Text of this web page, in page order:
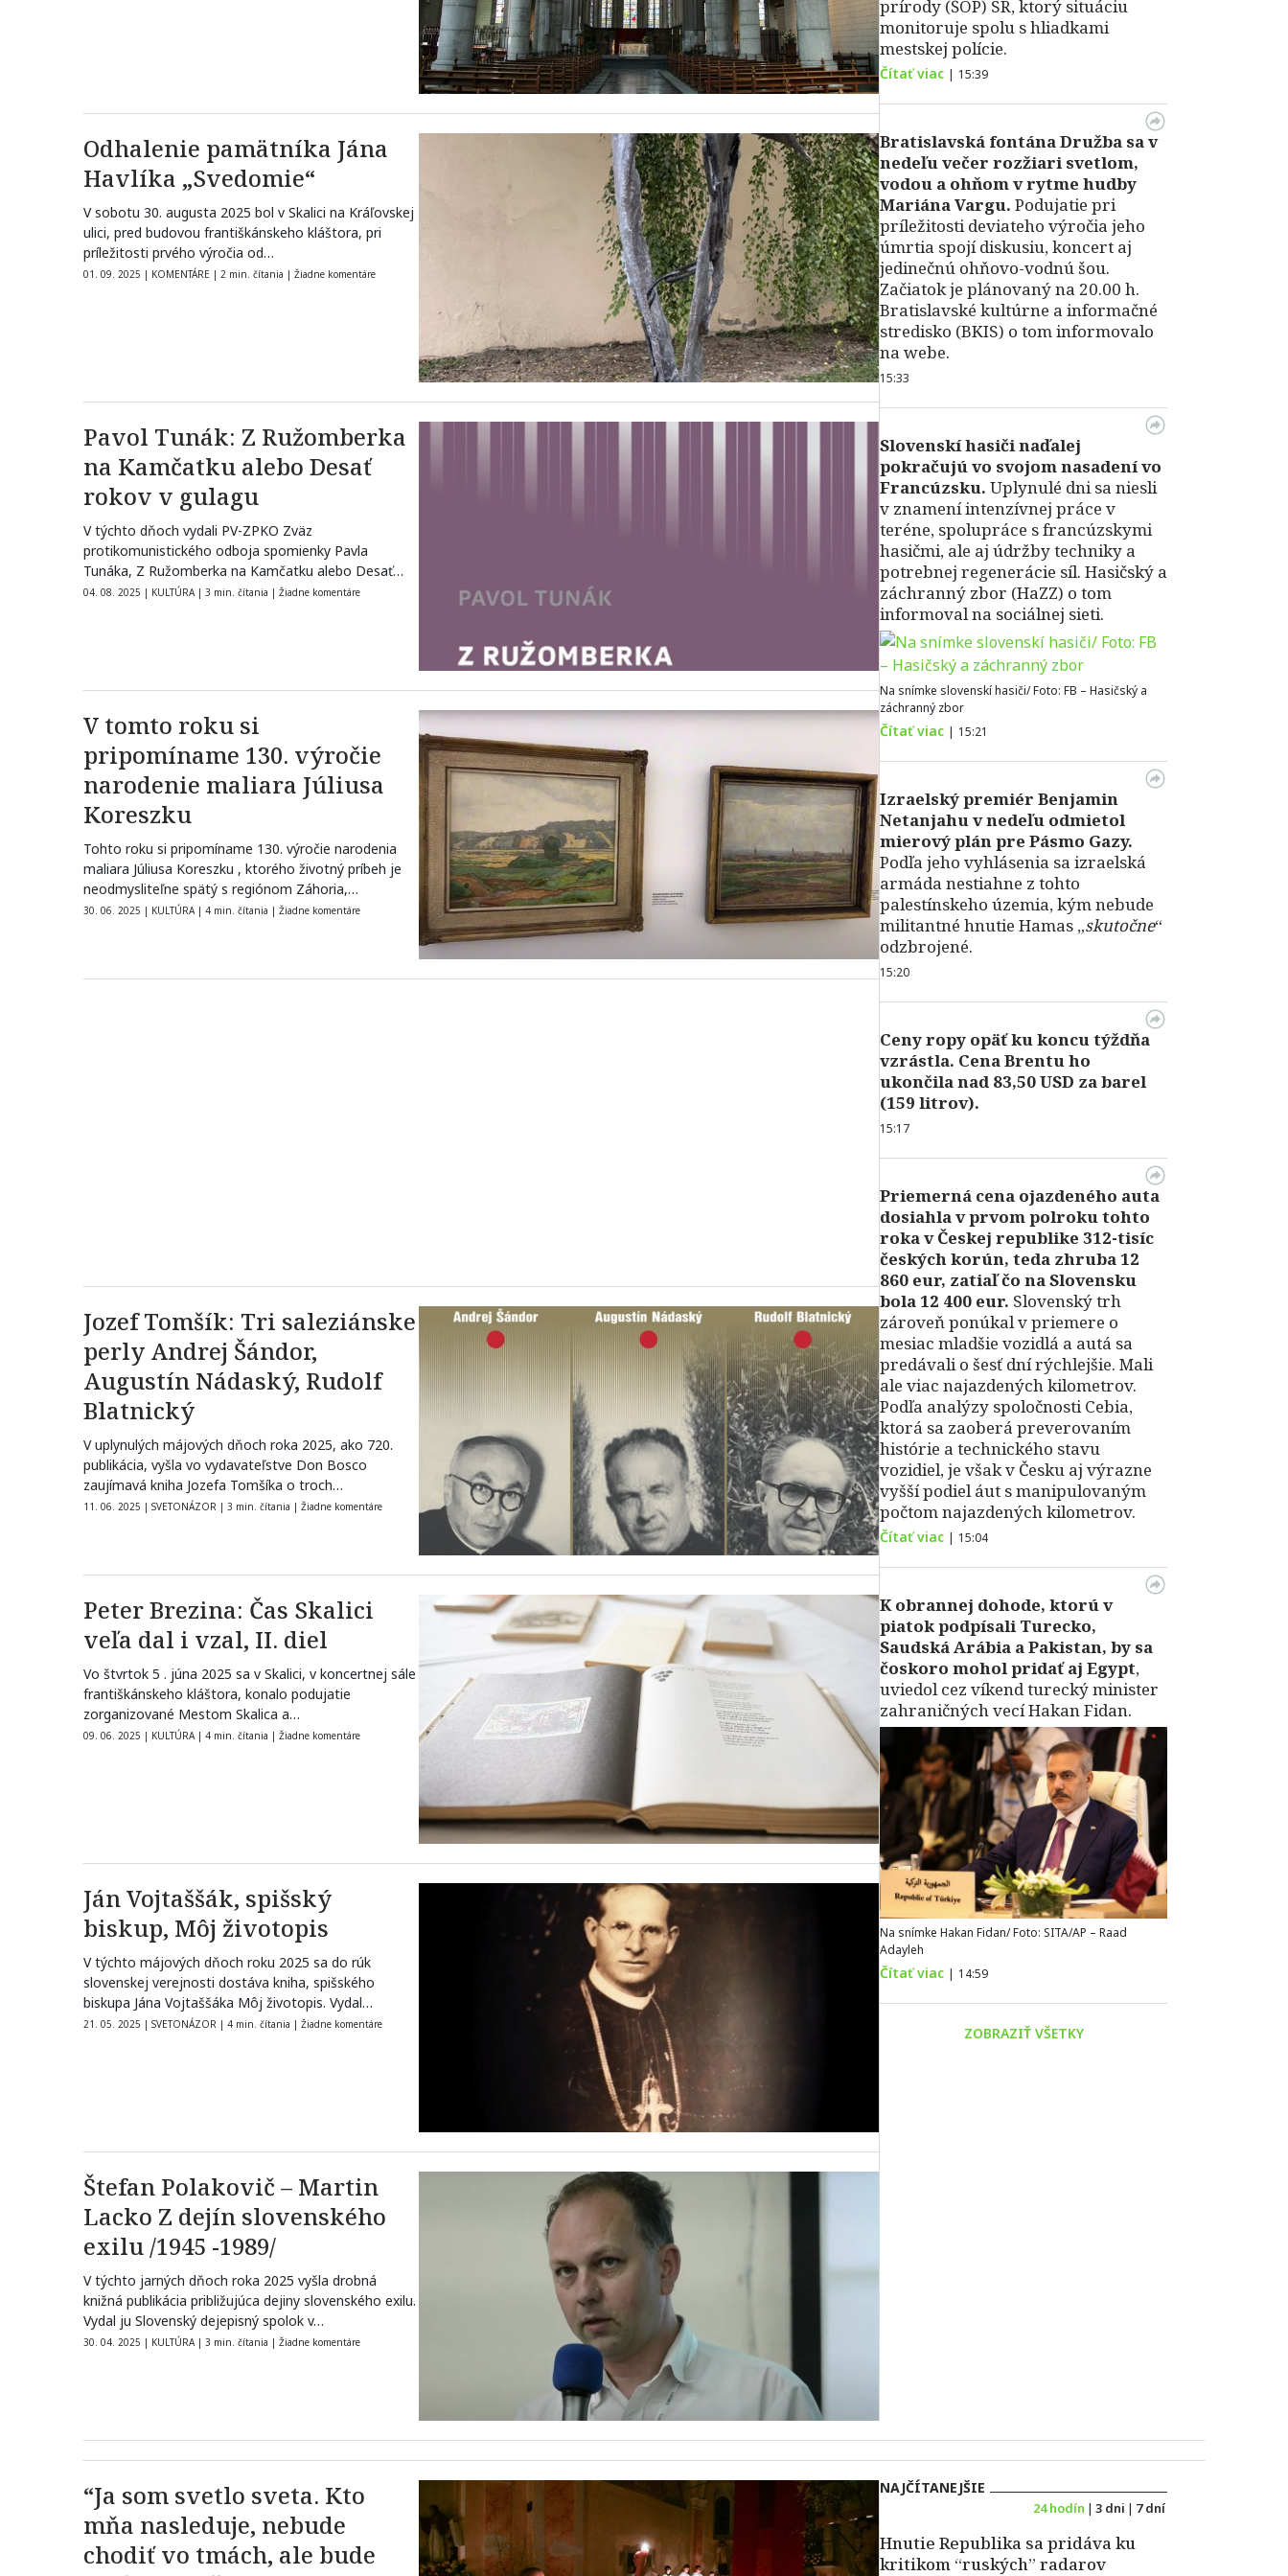
Odhalenie pamätníka Jána
Havlíka „Svedomie“
V sobotu 30. augusta 2025 bol v Skalici na Kráľovskej
ulici, pred budovou františkánskeho kláštora, pri
príležitosti prvého výročia od…
01. 09. 2025 | KOMENTÁRE | 2 min. čítania | Žiadne komentáre
Pavol Tunák: Z Ružomberka
na Kamčatku alebo Desať
rokov v gulagu
V týchto dňoch vydali PV-ZPKO Zväz
protikomunistického odboja spomienky Pavla
Tunáka, Z Ružomberka na Kamčatku alebo Desať
rokov v gulagu.…
04. 08. 2025 | KULTÚRA | 3 min. čítania | Žiadne komentáre
V tomto roku si
pripomíname 130. výročie
narodenie maliara Júliusa
Koreszku
Tohto roku si pripomíname 130. výročie narodenia
maliara Júliusa Koreszku , ktorého životný príbeh je
neodmysliteľne spätý s regiónom Záhoria,…
30. 06. 2025 | KULTÚRA | 4 min. čítania | Žiadne komentáre
Jozef Tomšík: Tri saleziánske
perly Andrej Šándor,
Augustín Nádaský, Rudolf
Blatnický
V uplynulých májových dňoch roka 2025, ako 720.
publikácia, vyšla vo vydavateľstve Don Bosco
zaujímavá kniha Jozefa Tomšíka o troch…
11. 06. 2025 | SVETONÁZOR | 3 min. čítania | Žiadne komentáre
Peter Brezina: Čas Skalici
veľa dal i vzal, II. diel
Vo štvrtok 5 . júna 2025 sa v Skalici, v koncertnej sále
františkánskeho kláštora, konalo podujatie
zorganizované Mestom Skalica a…
09. 06. 2025 | KULTÚRA | 4 min. čítania | Žiadne komentáre
Ján Vojtaššák, spišský
biskup, Môj životopis
V týchto májových dňoch roku 2025 sa do rúk
slovenskej verejnosti dostáva kniha, spišského
biskupa Jána Vojtaššáka Môj životopis. Vydal…
21. 05. 2025 | SVETONÁZOR | 4 min. čítania | Žiadne komentáre
Štefan Polakovič – Martin
Lacko Z dejín slovenského
exilu /1945 -1989/
V týchto jarných dňoch roka 2025 vyšla drobná
knižná publikácia približujúca dejiny slovenského exilu.
Vydal ju Slovenský dejepisný spolok v…
30. 04. 2025 | KULTÚRA | 3 min. čítania | Žiadne komentáre
prírody (ŠOP) SR, ktorý situáciu
monitoruje spolu s hliadkami
mestskej polície.
Čítať viac | 15:39
Bratislavská fontána Družba sa v
nedeľu večer rozžiari svetlom,
vodou a ohňom v rytme hudby
Mariána Vargu. Podujatie pri
príležitosti deviateho výročia jeho
úmrtia spojí diskusiu, koncert aj
jedinečnú ohňovo-vodnú šou.
Začiatok je plánovaný na 20.00 h.
Bratislavské kultúrne a informačné
stredisko (BKIS) o tom informovalo
na webe.
15:33
Slovenskí hasiči naďalej
pokračujú vo svojom nasadení vo
Francúzsku. Uplynulé dni sa niesli
v znamení intenzívnej práce v
teréne, spolupráce s francúzskymi
hasičmi, ale aj údržby techniky a
potrebnej regenerácie síl. Hasičský a
záchranný zbor (HaZZ) o tom
informoval na sociálnej sieti.
Na snímke slovenskí hasiči/ Foto: FB – Hasičský a
záchranný zbor
Čítať viac | 15:21
Izraelský premiér Benjamin
Netanjahu v nedeľu odmietol
mierový plán pre Pásmo Gazy.
Podľa jeho vyhlásenia sa izraelská
armáda nestiahne z tohto
palestínskeho územia, kým nebude
militantné hnutie Hamas „skutočne“
odzbrojené.
15:20
Ceny ropy opäť ku koncu týždňa
vzrástla. Cena Brentu ho
ukončila nad 83,50 USD za barel
(159 litrov).
15:17
Priemerná cena ojazdeného auta
dosiahla v prvom polroku tohto
roka v Českej republike 312-tisíc
českých korún, teda zhruba 12
860 eur, zatiaľ čo na Slovensku
bola 12 400 eur. Slovenský trh
zároveň ponúkal v priemere o
mesiac mladšie vozidlá a autá sa
predávali o šesť dní rýchlejšie. Mali
ale viac najazdených kilometrov.
Podľa analýzy spoločnosti Cebia,
ktorá sa zaoberá preverovaním
histórie a technického stavu
vozidiel, je však v Česku aj výrazne
vyšší podiel áut s manipulovaným
počtom najazdených kilometrov.
Čítať viac | 15:04
K obrannej dohode, ktorú v
piatok podpísali Turecko,
Saudská Arábia a Pakistan, by sa
čoskoro mohol pridať aj Egypt,
uviedol cez víkend turecký minister
zahraničných vecí Hakan Fidan.
Na snímke Hakan Fidan/ Foto: SITA/AP – Raad
Adayleh
Čítať viac | 14:59
ZOBRAZIŤ VŠETKY
“Ja som svetlo sveta. Kto
mňa nasleduje, nebude
chodiť vo tmách, ale bude
NAJČÍTANEJŠIE
24 hodín | 3 dni | 7 dní